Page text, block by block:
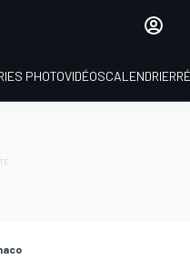
PHOTOVIDÉOSCALENDRIER